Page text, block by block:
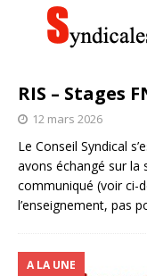
RIS – Stages
12 mars 2026
Le Conseil Syndical
avons échangé sur la
communiqué (voir ci-
l’enseignement, pas
A LA UNE